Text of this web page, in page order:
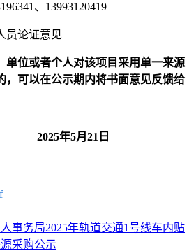
、13993120419
员论证意见
单位或者个人对该项目采用单一来源
，可以在公示期内将书面意见反馈给
2025年5月 21 日
事务局2025年轨道交通1号线车内贴
采购公示